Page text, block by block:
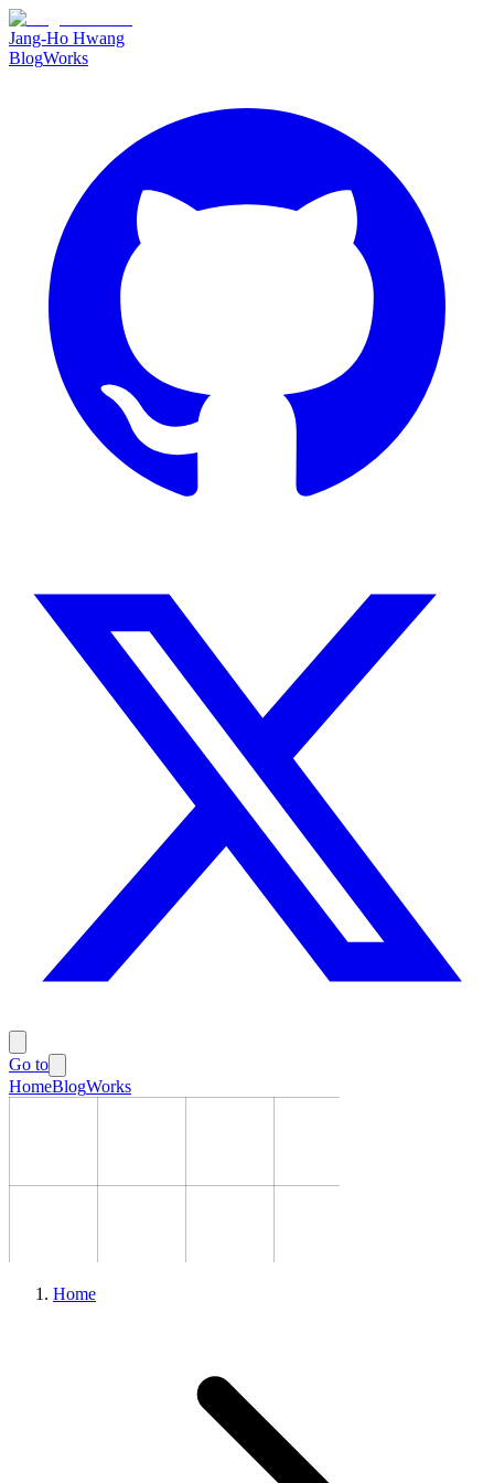
Jang-Ho Hwang
BlogWorks
Go to
HomeBlogWorks
Home